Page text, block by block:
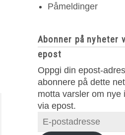
Påmeldinger
Abonner på nyheter
epost
Oppgi din epost-
abonnere på dette
motta varsler om nye
via epost.
E-
postadresse